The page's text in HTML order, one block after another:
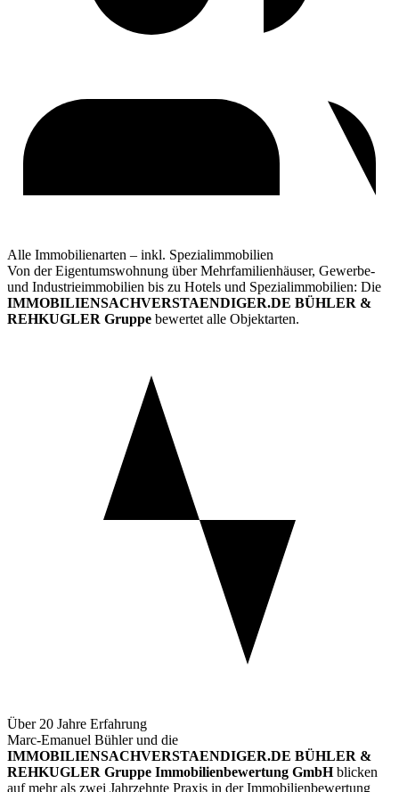
Alle Immobilienarten – inkl. Spezialimmobilien
Von der Eigentumswohnung über Mehrfamilienhäuser, Gewerbe-
und Industrieimmobilien bis zu Hotels und Spezialimmobilien: Die
IMMOBILIENSACHVERSTAENDIGER.DE BÜHLER &
REHKUGLER Gruppe bewertet alle Objektarten.
Über 20 Jahre Erfahrung
Marc-Emanuel Bühler und die
IMMOBILIENSACHVERSTAENDIGER.DE BÜHLER &
REHKUGLER Gruppe Immobilienbewertung GmbHblicken
auf mehr als zwei Jahrzehnte Praxis in der Immobilienbewertung